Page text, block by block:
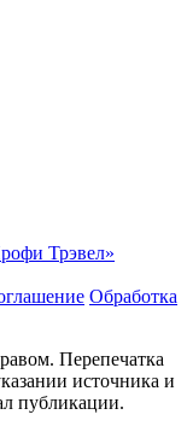
Трэвeл»
Обработка
Перепечатка
источника и
публикации.